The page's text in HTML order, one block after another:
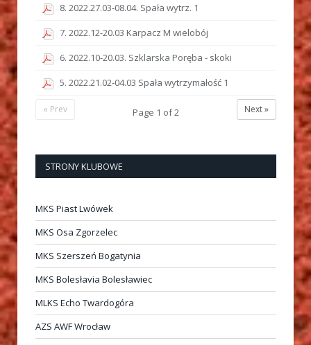
8. 2022.27.03-08.04. Spała wytrz. 1
7. 2022.12-20.03 Karpacz M wielobój
6. 2022.10-20.03. Szklarska Poręba - skoki
5. 2022.21.02-04.03 Spała wytrzymałość 1
Next »
Page 1 of2
« Prev
STRONY KLUBOWE
MKS Piast Lwówek
MKS Osa Zgorzelec
MKS Szerszeń Bogatynia
MKS Bolesłavia Bolesławiec
MLKS Echo Twardogóra
AZS AWF Wrocław